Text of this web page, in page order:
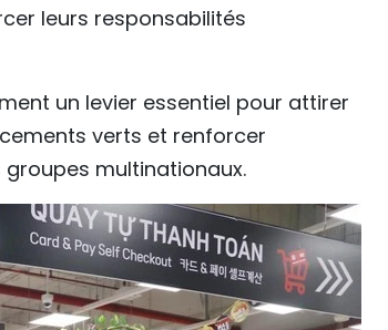
leurs responsabilités
un levier essentiel pour attirer
verts et renforcer
groupes multinationaux.